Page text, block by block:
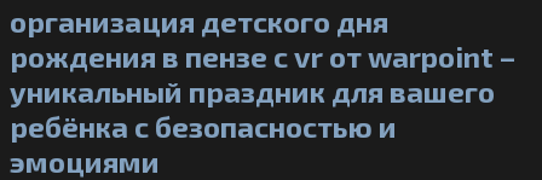
организация детского дня
рождения в пензе с vr от warpoint –
уникальный праздник для вашего
ребёнка с безопасностью и
эмоциями